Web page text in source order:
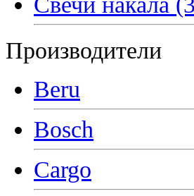
Производители
Beru
Bosch
Cargo